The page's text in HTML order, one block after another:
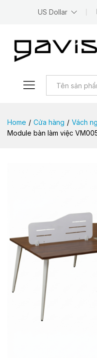
US Dollar
Home / Cửa hàng / Vách
Module bàn làm việc